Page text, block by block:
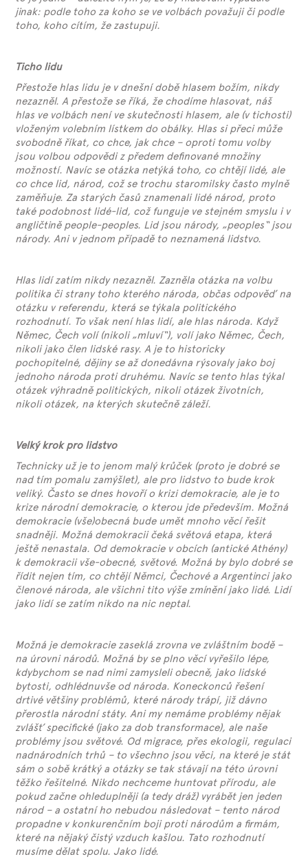
jinak: podle toho za koho se ve volbách považuji či podle
toho, koho cítím, že zastupuji.
Ticho lidu
Přestože hlas lidu je v dnešní době hlasem božím, nikdy
nezazněl. A přestože se říká, že chodíme hlasovat, náš
hlas ve volbách není ve skutečnosti hlasem, ale (v tichosti)
vloženým volebním lístkem do obálky. Hlas si přeci může
svobodně říkat, co chce, jak chce – oproti tomu volby
jsou volbou odpovědi z předem definované množiny
možností. Navíc se otázka netýká toho, co chtějí lidé, ale
co chce lid, národ, což se trochu staromilsky často mylně
zaměňuje. Za starých časů znamenali lidé národ, proto
také podobnost lidé-lid, což funguje ve stejném smyslu i v
angličtině people-peoples. Lid jsou národy, „peoples“ jsou
národy. Ani v jednom případě to neznamená lidstvo.
Hlas lidí zatím nikdy nezazněl. Zazněla otázka na volbu
politika či strany toho kterého národa, občas odpověď na
otázku v referendu, která se týkala politického
rozhodnutí. To však není hlas lidí, ale hlas národa. Když
Němec, Čech volí (nikoli „mluví“), volí jako Němec, Čech,
nikoli jako člen lidské rasy. A je to historicky
pochopitelné, dějiny se až donedávna rýsovaly jako boj
jednoho národa proti druhému. Navíc se tento hlas týkal
otázek výhradně politických, nikoli otázek životních,
nikoli otázek, na kterých skutečně záleží.
Velký krok pro lidstvo
Technicky už je to jenom malý krůček (proto je dobré se
nad tím pomalu zamýšlet), ale pro lidstvo to bude krok
veliký. Často se dnes hovoří o krizi demokracie, ale je to
krize národní demokracie, o kterou jde především. Možná
demokracie (vše)obecná bude umět mnoho věcí řešit
snadněji. Možná demokracii čeká světová etapa, která
ještě nenastala. Od demokracie v obcích (antické Athény)
k demokracii vše-obecné, světové. Možná by bylo dobré se
řídit nejen tím, co chtějí Němci, Čechové a Argentinci jako
členové národa, ale všichni tito výše zmínění jako lidé. Lidí
jako lidí se zatím nikdo na nic neptal.
Možná je demokracie zaseklá zrovna ve zvláštním bodě –
na úrovni národů. Možná by se plno věcí vyřešilo lépe,
kdybychom se nad nimi zamysleli obecně, jako lidské
bytosti, odhlédnuvše od národa. Koneckonců řešení
drtivé většiny problémů, které národy trápí, již dávno
přerostla národní státy. Ani my nemáme problémy nějak
zvlášť specifické (jako za dob transformace), ale naše
problémy jsou světové. Od migrace, přes ekologii, regulaci
nadnárodních trhů – to všechno jsou věci, na které je stát
sám o sobě krátký a otázky se tak stávají na této úrovni
těžko řešitelné. Nikdo nechceme huntovat přírodu, ale
pokud začne ohleduplněji (a tedy dráž) vyrábět jen jeden
národ – a ostatní ho nebudou následovat – tento národ
propadne v konkurenčním boji proti národům a firmám,
které na nějaký čistý vzduch kašlou. Tato rozhodnutí
musíme dělat spolu. Jako lidé.